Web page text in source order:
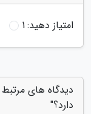
امتیاز دهید:1
دیدگاه های
دارد؟"